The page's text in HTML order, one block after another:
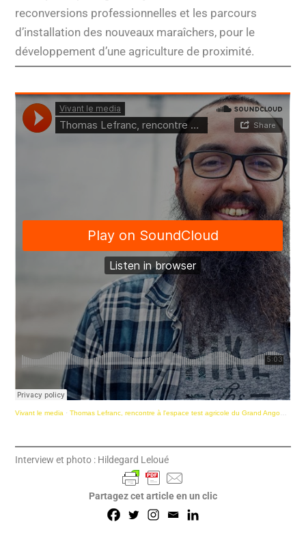
reconversions professionnelles et les parcours
d’installation des nouveaux maraîchers, pour le
développement d’une agriculture de proximité.
Vivant le media ·Thomas Lefranc, rencontre à l'espace test agricole du Grand Angoulême
Interview et photo : Hildegard Leloué
Partagez cet article en un clic